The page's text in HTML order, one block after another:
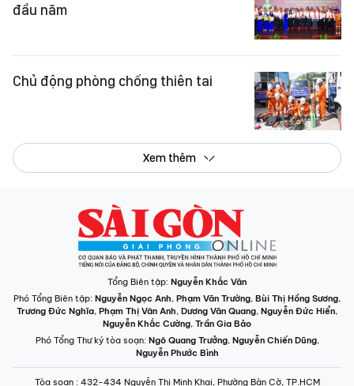
đầu năm
Chủ động phòng chống thiên tai
Xem thêm
Tổng Biên tập: Nguyễn Khắc Văn
Phó Tổng Biên tập: Nguyễn Ngọc Anh, Phạm Văn Trường, Bùi Thị Hồng Sương,
Trương Đức Nghĩa, Phạm Thị Vân Anh, Dương Văn Quang, Nguyễn Đức Hiển,
Nguyễn Khắc Cường, Trần Gia Bảo
Phó Tổng Thư ký tòa soạn: Ngô Quang Trưởng, Nguyễn Chiến Dũng,
Nguyễn Phước Bình
Tòa soạn : 432-434 Nguyễn Thị Minh Khai, Phường Bàn Cờ, TP.HCM